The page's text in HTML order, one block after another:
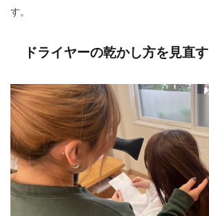
す。
ドライヤーの乾かし方を見直す